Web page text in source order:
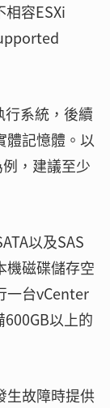
容ESXi
系統，後續
體記憶體。以
，建議至少
以及SAS
機磁碟儲存空
一台vCenter
以上的
生故障時提供